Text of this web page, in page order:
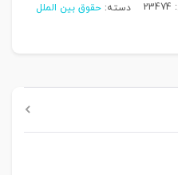
23474 دسته: حقوق بین الملل